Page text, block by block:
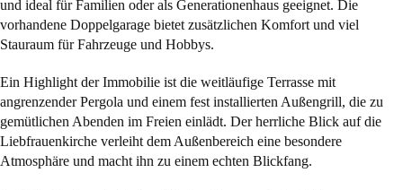
und ideal für Familien oder als Generationenhaus geeignet. Die
vorhandene Doppelgarage bietet zusätzlichen Komfort und viel
Stauraum für Fahrzeuge und Hobbys.
Ein Highlight der Immobilie ist die weitläufige Terrasse mit
angrenzender Pergola und einem fest installierten Außengrill, die zu
gemütlichen Abenden im Freien einlädt. Der herrliche Blick auf die
Liebfrauenkirche verleiht dem Außenbereich eine besondere
Atmosphäre und macht ihn zu einem echten Blickfang.